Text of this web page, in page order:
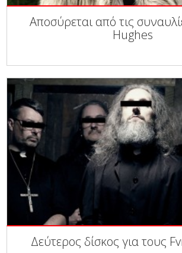
Αποσύρεται από τις
Hughes
Δεύτερος δίσκος για τους